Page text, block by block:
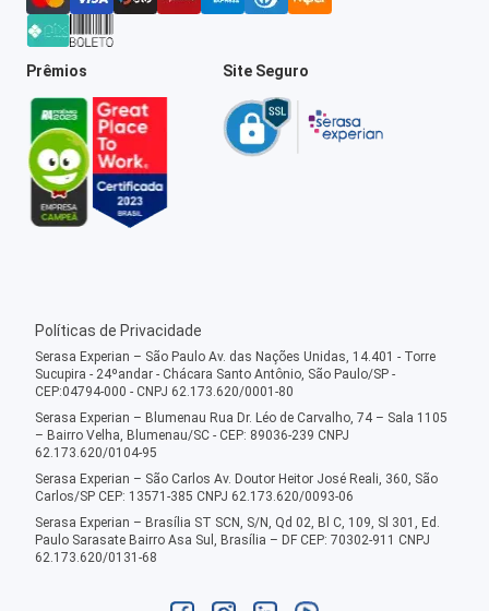
Prêmios Site Seguro
Políticas de Privacidade
Serasa Experian – São Paulo Av. das Nações Unidas, 14.401 - Torre
Sucupira - 24ºandar - Chácara Santo Antônio, São Paulo/SP -
CEP:04794-000 - CNPJ 62.173.620/0001-80
Serasa Experian – Blumenau Rua Dr. Léo de Carvalho, 74 – Sala 1105
– Bairro Velha, Blumenau/SC - CEP: 89036-239 CNPJ
62.173.620/0104-95
Serasa Experian – São Carlos Av. Doutor Heitor José Reali, 360, São
Carlos/SP CEP: 13571-385 CNPJ 62.173.620/0093-06
Serasa Experian – Brasília ST SCN, S/N, Qd 02, Bl C, 109, Sl 301, Ed.
Paulo Sarasate Bairro Asa Sul, Brasília – DF CEP: 70302-911 CNPJ
62.173.620/0131-68